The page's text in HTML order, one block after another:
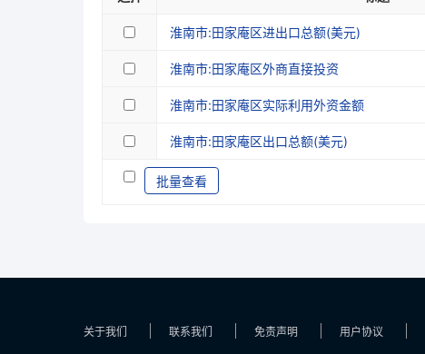
淮南市:田家庵区进出口总额(美元)
淮南市:田家庵区外商直接投资
淮南市:田家庵区实际利用外资金额
淮南市:田家庵区出口总额(美元)
批量查看
关于我们 联系我们 免责声明 用户协议